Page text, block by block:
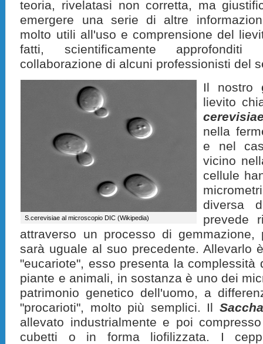
teoria, rivelatasi non corretta, ma
emergere una serie di altre
molto utili all'uso e comprensione del
fatti, scientificamente
collaborazione di alcuni professionisti del
S.cerevisiae al microscopio DIC (Wikipedia)
Il nostro
lievito
nella
e nel
vicino
cellule
diversa
prevede
attraverso un processo di gemmazione,
sarà uguale al suo precedente. Allevarlo
"eucariote", esso presenta la complessità
piante e animali, in sostanza è uno dei
patrimonio genetico dell'uomo, a
"procarioti", molto più semplici. Il
allevato industrialmente e poi
cubetti o in forma liofilizzata. I